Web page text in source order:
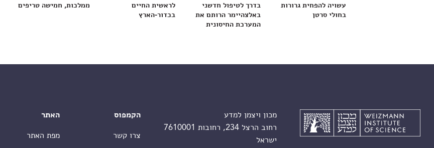
עשויה להפחית גרורות
בחולי סרטן
בדרך לטיפול חדשני
באלצהיימר הרותם את
המערכת החיסונית
לראשית החיים
בכדור-הארץ
ממלכות, חמישה טריפים
מכון ויצמן למדע
רחוב הרצל 234, רחובות 7610001
ישראל
הקמפוס
צרו קשר
האתר
מפת האתר